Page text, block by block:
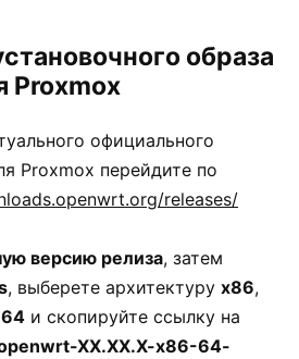
образа
Proxmox
официального
Proxmox перейдите по
releases/
версию релиза, затем
, выберете архитектуру x86,
64 и скопируйте ссылку на
XX.XX.X-x86-64-